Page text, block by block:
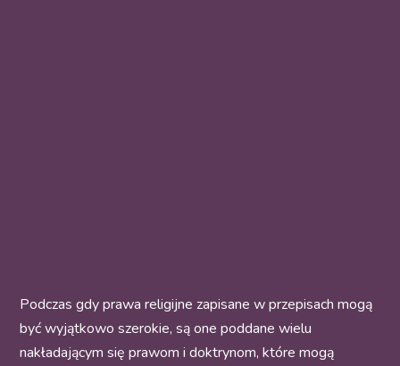
Podczas gdy prawa religijne zapisane w przepisach mogą
być wyjątkowo szerokie, są one poddane wielu
nakładającym się prawom i doktrynom, które mogą